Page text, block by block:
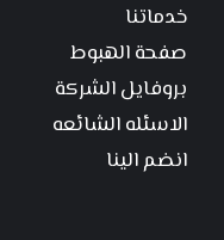
خدماتنا
صفحة الهبوط
بروفايل الشركة
الاسئله الشائعه
انضم الينا